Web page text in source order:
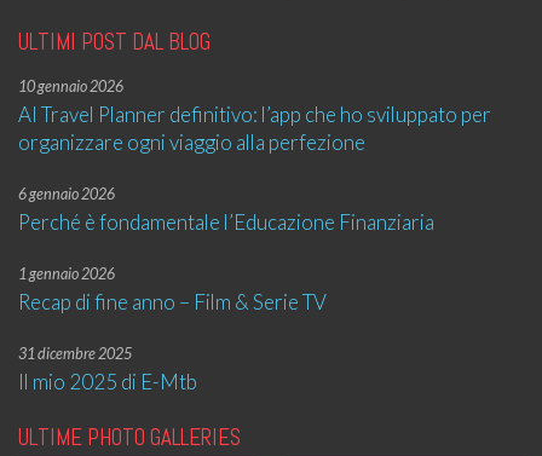
ULTIMI POST DAL BLOG
10 gennaio 2026
AI Travel Planner definitivo: l’app che ho sviluppato per
organizzare ogni viaggio alla perfezione
6 gennaio 2026
Perché è fondamentale l’Educazione Finanziaria
1 gennaio 2026
Recap di fine anno – Film & Serie TV
31 dicembre 2025
Il mio 2025 di E-Mtb
ULTIME PHOTO GALLERIES